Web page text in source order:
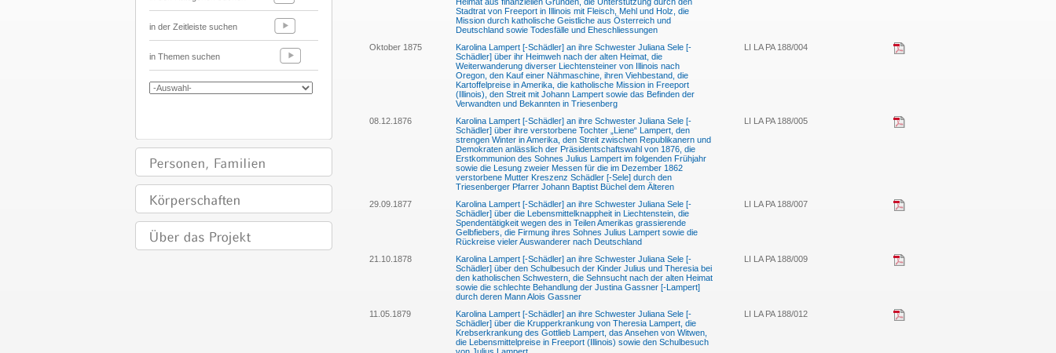
in der Zeitleiste suchen
in Themen suchen
Stadtrat von Freeport in Illinois mit Fleisch, Mehl und Holz, die
Mission durch katholische Geistliche aus Österreich und
Deutschland sowie Todesfälle und Eheschliessungen
Oktober 1875
Karolina Lampert [-Schädler] an ihre Schwester Juliana Sele [-
Schädler] über ihr Heimweh nach der alten Heimat, die
Weiterwanderung diverser Liechtensteiner von Illinois nach
Oregon, den Kauf einer Nähmaschine, ihren Viehbestand, die
Kartoffelpreise in Amerika, die katholische Mission in Freeport
(Illinois), den Streit mit Johann Lampert sowie das Befinden der
Verwandten und Bekannten in Triesenberg
LI LA PA 188/004
08.12.1876
Karolina Lampert [-Schädler] an ihre Schwester Juliana Sele [-
Schädler] über ihre verstorbene Tochter „Liene“ Lampert, den
strengen Winter in Amerika, den Streit zwischen Republikanern und
Demokraten anlässlich der Präsidentschaftswahl von 1876, die
Erstkommunion des Sohnes Julius Lampert im folgenden Frühjahr
sowie die Lesung zweier Messen für die im Dezember 1862
verstorbene Mutter Kreszenz Schädler [-Sele] durch den
Triesenberger Pfarrer Johann Baptist Büchel dem Älteren
LI LA PA 188/005
29.09.1877
Karolina Lampert [-Schädler] an ihre Schwester Juliana Sele [-
Schädler] über die Lebensmittelknappheit in Liechtenstein, die
Spendentätigkeit wegen des in Teilen Amerikas grassierende
Gelbfiebers, die Firmung ihres Sohnes Julius Lampert sowie die
Rückreise vieler Auswanderer nach Deutschland
LI LA PA 188/007
21.10.1878
Karolina Lampert [-Schädler] an ihre Schwester Juliana Sele [-
Schädler] über den Schulbesuch der Kinder Julius und Theresia bei
den katholischen Schwestern, die Sehnsucht nach der alten Heimat
sowie die schlechte Behandlung der Justina Gassner [-Lampert]
durch deren Mann Alois Gassner
LI LA PA 188/009
11.05.1879
Karolina Lampert [-Schädler] an ihre Schwester Juliana Sele [-
Schädler] über die Krupperkrankung von Theresia Lampert, die
Krebserkrankung des Gottlieb Lampert, das Ansehen von Witwen,
die Lebensmittelpreise in Freeport (Illinois) sowie den Schulbesuch
LI LA PA 188/012